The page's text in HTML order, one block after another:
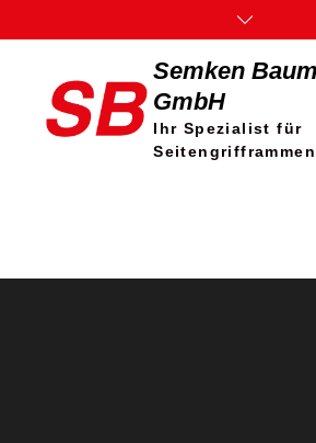
to
Semken
GmbH
Ihr Spezialist für
Seitengrifframmen